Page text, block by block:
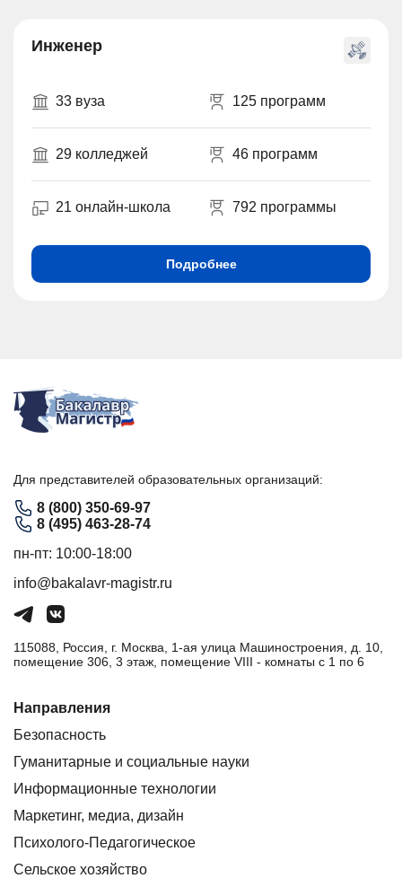
Инженер
33 вуза 125 программ
29 колледжей 46 программ
21 онлайн-школа 792 программы
Подробнее
Для представителей образовательных организаций:
8 (800) 350-69-97
8 (495) 463-28-74
пн-пт: 10:00-18:00
info@bakalavr-magistr.ru
115088, Россия, г. Москва, 1-ая улица Машиностроения, д. 10,
помещение 306, 3 этаж, помещение VIII - комнаты с 1 по 6
Направления
Безопасность
Гуманитарные и социальные науки
Информационные технологии
Маркетинг, медиа, дизайн
Психолого-Педагогическое
Сельское хозяйство